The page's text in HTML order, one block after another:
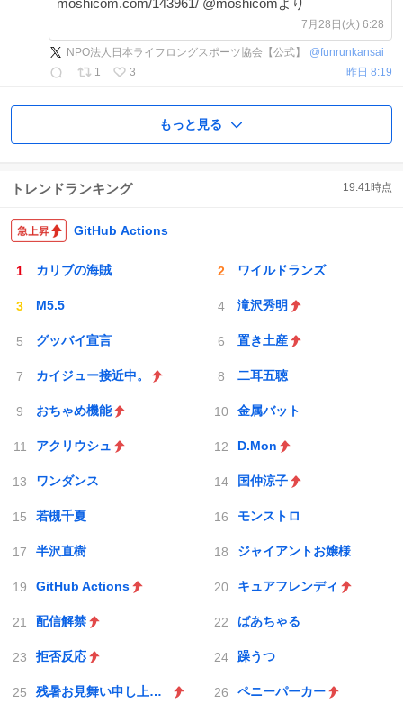
moshicom.com/143961/ @moshicomより
7月28日(火) 6:28
NPO法人日本ライフロングスポーツ協会【公式】 @funrunkansai
1
3 昨日 8:19
もっと見る
トレンドランキング 19:41時点
GitHub Actions
カリブの海賊 ワイルドランズ
M5.5 滝沢秀明
グッバイ宣言 置き土産
カイジュー接近中。 二耳五聴
おちゃめ機能 金属バット
アクリウシュ D.Mon
ワンダンス 国仲涼子
若槻千夏 モンストロ
半沢直樹 ジャイアントお嬢様
GitHub Actions キュアフレンディ
配信解禁 ばあちゃる
拒否反応 躁うつ
残暑お見舞い申し上げます ペニーパーカー